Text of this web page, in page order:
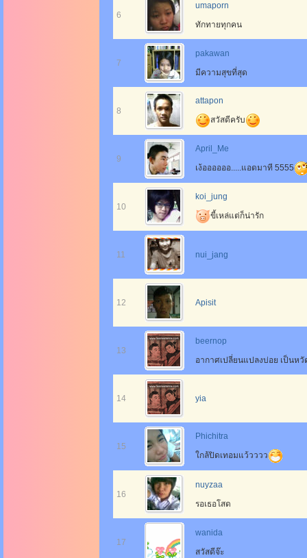
6
umaporn
ทักทายทุกคน
7
pakawan
มีความสุขที่สุด
8
attapon
สวัสดีครับ
9
April_Me
เง้ออออออ.....แอดมาที 5555
10
koi_jung
ขี้เหล่แต่ก็น่ารัก
11 nui_jang
12 Apisit
13
beernop
อากาศเปลี่ยนแปลงบ่อย เป็นหวั
14 yia
15
Phichitra
ใกล้ปิดเทอมแว้วววว
16
nuyzaa
รอเธอโสด
17
wanida
สวัสดีจ๊ะ